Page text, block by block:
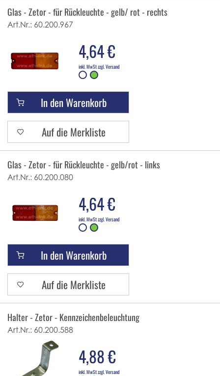
Glas - Zetor - für Rückleuchte - gelb/ rot - rechts
Art.Nr.: 60.200.967
4,64 €
inkl. MwSt zzgl. Versand
In den Warenkorb
Auf die Merkliste
Glas - Zetor - für Rückleuchte - gelb/rot - links
Art.Nr.: 60.200.080
4,64 €
inkl. MwSt zzgl. Versand
In den Warenkorb
Auf die Merkliste
Halter - Zetor - Kennzeichenbeleuchtung
Art.Nr.: 60.200.588
4,88 €
inkl. MwSt zzgl. Versand